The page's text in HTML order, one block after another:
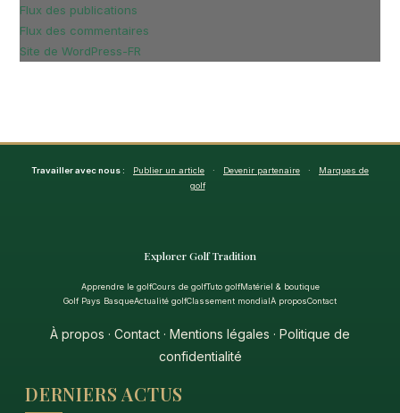
Flux des publications
Flux des commentaires
Site de WordPress-FR
Travailler avec nous : Publier un article · Devenir partenaire ·
Marques de
golf
Explorer Golf Tradition
Apprendre le golfCours de golfTuto golfMatériel & boutique
Golf Pays BasqueActualité golfClassement mondialÀ proposContact
À propos · Contact · Mentions légales · Politique de
confidentialité
DERNIERS ACTUS